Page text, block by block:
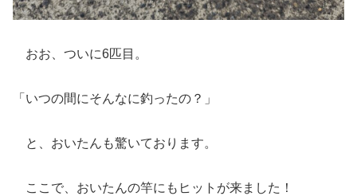
おお、ついに6匹目。
「いつの間にそんなに釣ったの？」
と、おいたんも驚いております。
ここで、おいたんの竿にもヒットが来ました！